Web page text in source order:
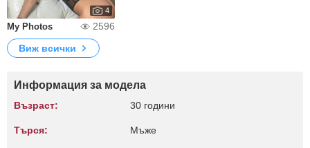
4
My Photos
2596
Виж всички
Информация за модела
Възраст: 30 години
Търся: Мъже